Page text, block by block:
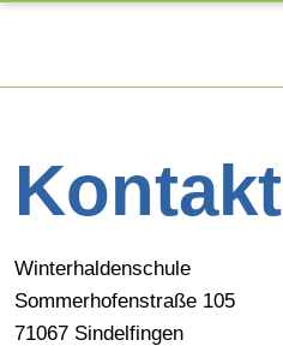
Kontakt
Winterhaldenschule
Sommerhofenstraße 105
71067 Sindelfingen